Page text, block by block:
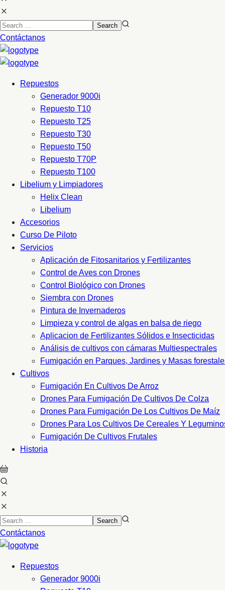
Contáctanos
Repuestos
Generador 9000i
Repuesto T10
Repuesto T25
Repuesto T30
Repuesto T50
Repuesto T70P
Repuesto T100
Libelium y Limpiadores
Helix Clean
Libelium
Accesorios
Curso De Piloto
Servicios
Aplicación de Fitosanitarios y Fertilizantes
Control de Aves con Drones
Control Biológico con Drones
Siembra con Drones
Pintura de Invernaderos
Limpieza y control de algas en balsa de riego
Aplicacion de Fertilizantes Sólidos e Insecticidas
Análisis de cultivos con cámaras Multiespectrales
Fumigación en Parques, Jardines y Masas
Cultivos
Fumigación En Cultivos De Arroz
Drones Para Fumigación De Cultivos De Colza
Drones Para Fumigación De Los Cultivos De Maíz
Drones Para Los Cultivos De Cereales Y
Fumigación De Cultivos Frutales
Historia
Contáctanos
Repuestos
Generador 9000i